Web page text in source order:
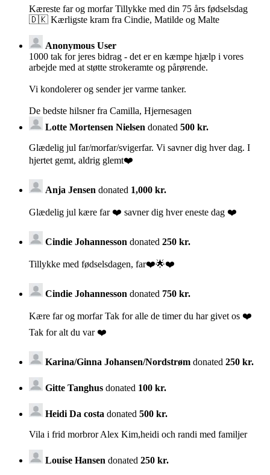
Kæreste far og morfar Tillykke med din 75 års fødselsdag
🇩🇰 Kærligste kram fra Cindie, Matilde og Malte
Anonymous User
1000 tak for jeres bidrag - det er en kæmpe hjælp i vores
arbejde med at støtte strokeramte og pårørende.
Vi kondolerer og sender jer varme tanker.
De bedste hilsner fra Camilla, Hjernesagen
Lotte Mortensen Nielsen donated 500 kr.
Glædelig jul far/morfar/svigerfar. Vi savner dig hver dag. I
hjertet gemt, aldrig glemt❤️
Anja Jensen donated 1,000 kr.
Glædelig jul kære far ❤️ savner dig hver eneste dag ❤️
Cindie Johannesson donated 250 kr.
Tillykke med fødselsdagen, far❤️🌟❤️
Cindie Johannesson donated 750 kr.
Kære far og morfar Tak for alle de timer du har givet os ❤️
Tak for alt du var ❤️
Karina/Ginna Johansen/Nordstrøm donated 250 kr.
Gitte Tanghus donated 100 kr.
Heidi Da costa donated 500 kr.
Vila i frid morbror Alex Kim,heidi och randi med familjer
Louise Hansen donated 250 kr.